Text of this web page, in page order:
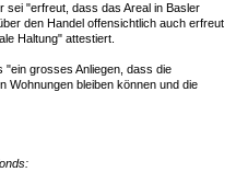
sei "erfreut, dass das Areal in Basler
den Handel offensichtlich auch erfreut
Haltung" attestiert.
"ein grosses Anliegen, dass die
Wohnungen bleiben können und die